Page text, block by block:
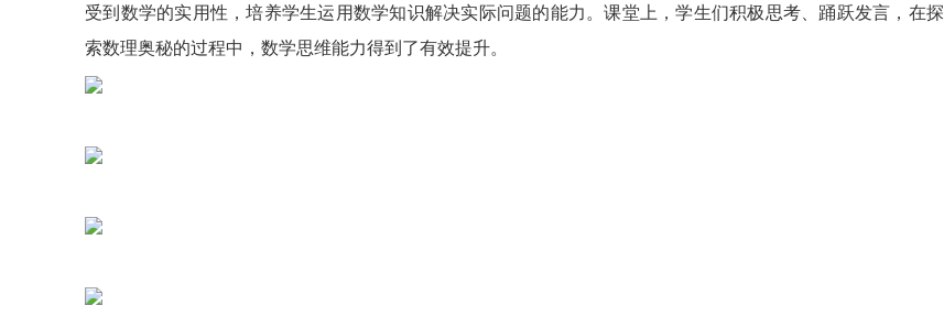
受到数学的实用性，培养学生运用数学知识解决实际问题的能力。课堂上，学生们积极思考、踊跃发言，在探
索数理奥秘的过程中，数学思维能力得到了有效提升。